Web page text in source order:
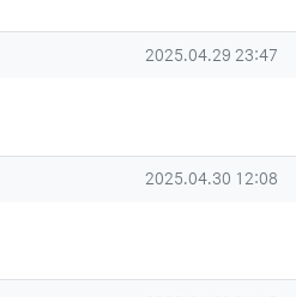
작성일
2025.04.29 23:47
작성일
2025.04.30 12:08